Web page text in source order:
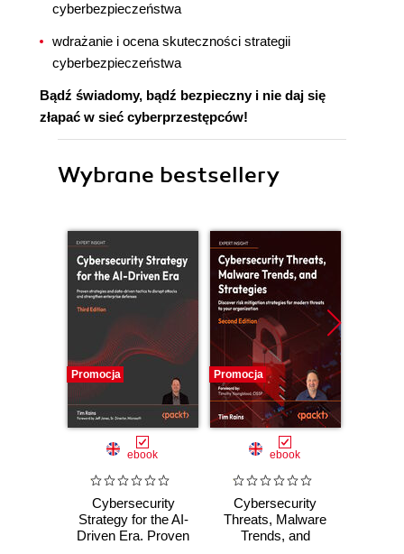
cyberbezpieczeństwa
wdrażanie i ocena skuteczności strategii
cyberbezpieczeństwa
Bądź świadomy, bądź bezpieczny i nie daj się
złapać w sieć cyberprzestępców!
Wybrane bestsellery
Promocja
ebook
Cybersecurity
Strategy for the AI-
Driven Era. Proven
Promocja
ebook
Cybersecurity
Threats, Malware
Trends, and